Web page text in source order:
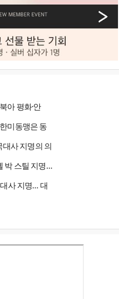
아 평화·안
미동맹은 동
사 지명의 의
박 스틸 지명…
사 지명… 대